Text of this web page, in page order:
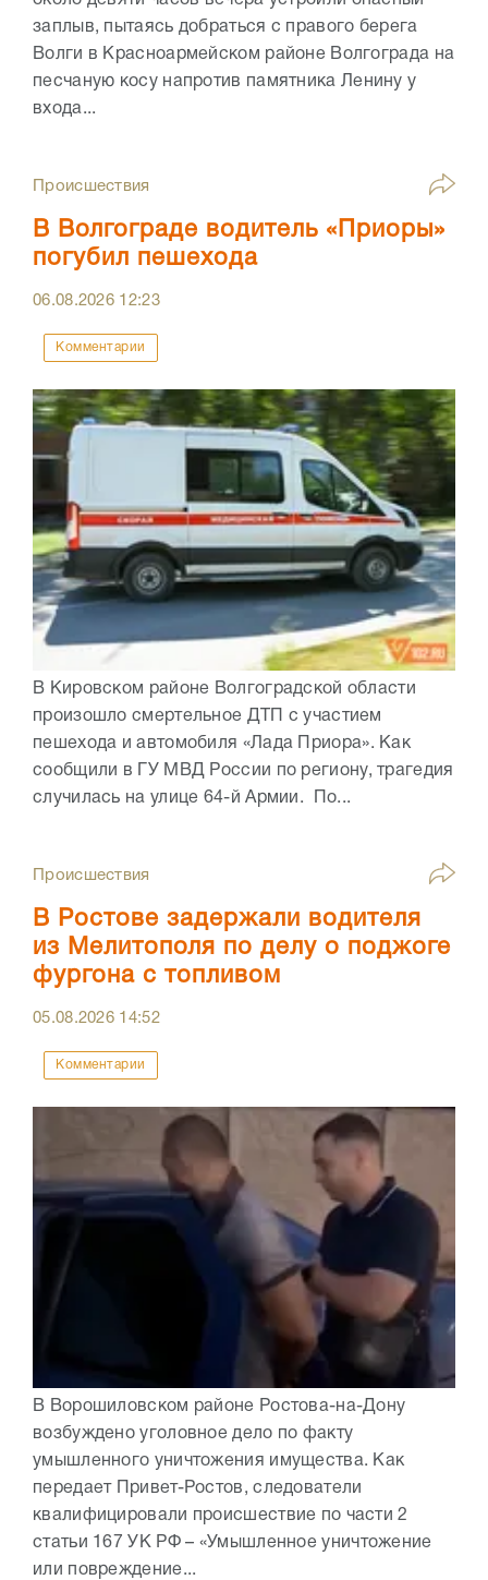
заплыв, пытаясь добраться с правого берега
Волги в Красноармейском районе Волгограда на
песчаную косу напротив памятника Ленину у
входа...
Происшествия
В Волгограде водитель «Приоры»
погубил пешехода
06.08.2026 12:23
Комментарии
В Кировском районе Волгоградской области
произошло смертельное ДТП с участием
пешехода и автомобиля «Лада Приора». Как
сообщили в ГУ МВД России по региону, трагедия
случилась на улице 64-й Армии. По...
Происшествия
В Ростове задержали водителя
из Мелитополя по делу о поджоге
фургона с топливом
05.08.2026 14:52
Комментарии
В Ворошиловском районе Ростова-на-Дону
возбуждено уголовное дело по факту
умышленного уничтожения имущества. Как
передает Привет-Ростов, следователи
квалифицировали происшествие по части 2
статьи 167 УК РФ – «Умышленное уничтожение
или повреждение...